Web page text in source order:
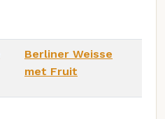
Berliner Weisse
met Fruit